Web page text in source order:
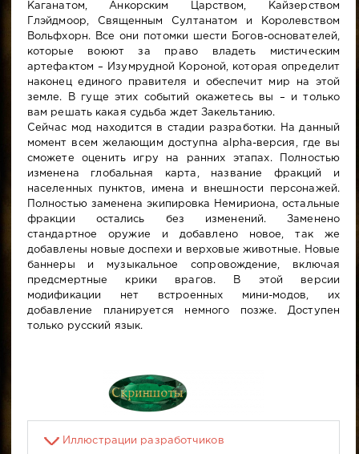
Каганатом, Анкорским Царством, Кайзерством
Глэйдмоор, Священным Султанатом и Королевством
Вольфхорн. Все они потомки шести Богов-основателей,
которые воюют за право владеть мистическим
артефактом – Изумрудной Короной, которая определит
наконец единого правителя и обеспечит мир на этой
земле. В гуще этих событий окажетесь вы – и только
вам решать какая судьба ждет Закельтанию.
Сейчас мод находится в стадии разработки. На данный
момент всем желающим доступна alpha-версия, где вы
сможете оценить игру на ранних этапах. Полностью
изменена глобальная карта, название фракций и
населенных пунктов, имена и внешности персонажей.
Полностью заменена экипировка Немириона, остальные
фракции остались без изменений. Заменено
стандартное оружие и добавлено новое, так же
добавлены новые доспехи и верховые животные. Новые
баннеры и музыкальное сопровождение, включая
предсмертные крики врагов. В этой версии
модификации нет встроенных мини-модов, их
добавление планируется немного позже. Доступен
только русский язык.
Иллюстрации разработчиков